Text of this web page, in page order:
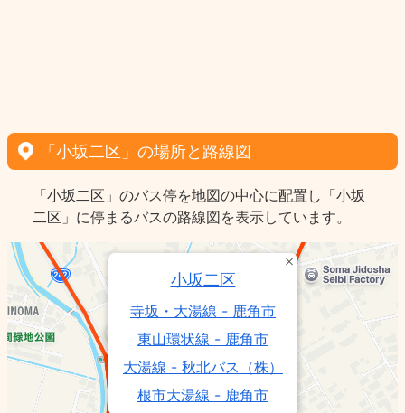
「小坂二区」の場所と路線図
「小坂二区」のバス停を地図の中心に配置し「小坂
二区」に停まるバスの路線図を表示しています。
小坂二区
寺坂・大湯線 - 鹿角市
東山環状線 - 鹿角市
大湯線 - 秋北バス（株）
根市大湯線 - 鹿角市